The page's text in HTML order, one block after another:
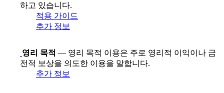
하고 있습니다.
적용 가이드
추가 정보
영리 목적 — 영리 목적 이용은 주로 영리적 이익이나 금
전적 보상을 의도한 이용을 말합니다.
추가 정보